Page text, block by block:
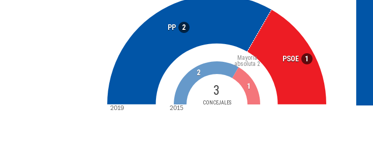
PP 2
PSOE 1
3
CONCEJALES
Mayoría
absoluta 2
2
1
2019 2015